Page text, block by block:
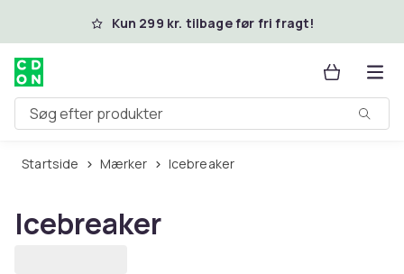
Spring til hovedindhold
Kun 299 kr. tilbage før fri fragt!
Søg efter produkter
Startside Mærker Icebreaker
Icebreaker